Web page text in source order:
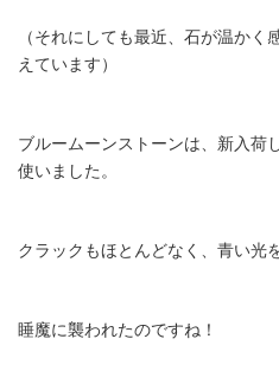
（それにしても最近、石が温か
えています）
ブルームーンストーンは、新入荷
使いました。
クラックもほとんどなく、青い光
睡魔に襲われたのですね！